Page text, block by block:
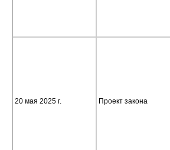
20 мая 2025 г. Проект закона